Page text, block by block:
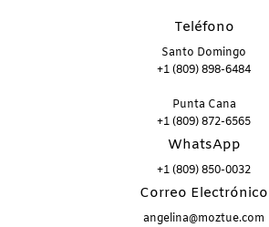
Teléfono
Santo Domingo
+1 (809) 898-6484
Punta Cana
+1 (809) 872-6565
WhatsApp
+1 (809) 850-0032
Correo Electrónico
angelina@moztue.com